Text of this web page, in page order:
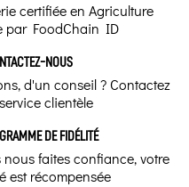
certifiée en Agriculture
par FoodChain ID
NOUS
d'un conseil ? Contactez
clientèle
DE FIDÉLITÉ
nous faites confiance, votre
est récompensée